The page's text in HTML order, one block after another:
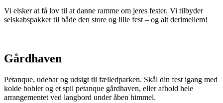
Vi elsker at få lov til at danne ramme om jeres fester. Vi tilbyder
selskabspakker til både den store og lille fest – og alt derimellem!
Gårdhaven
Petanque, udebar og udsigt til fælledparken. Skål din fest igang med
kolde bobler og et spil petanque gårdhaven, eller afhold hele
arrangementet ved langbord under åben himmel.